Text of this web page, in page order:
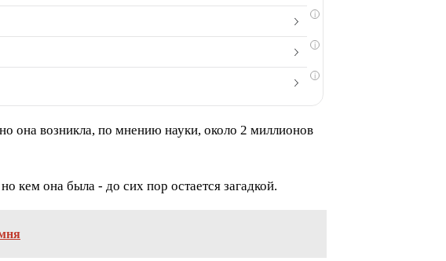
i
i
i
она возникла, по мнению науки, около 2 миллионов
кем она была - до сих пор остается загадкой.